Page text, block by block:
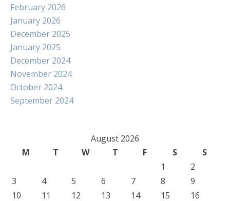
February 2026
January 2026
December 2025
January 2025
December 2024
November 2024
October 2024
September 2024
August 2026
M
T W T F S
S
1
2
3
4 5 6 7 8
9
10
11 12 13 14 15
16